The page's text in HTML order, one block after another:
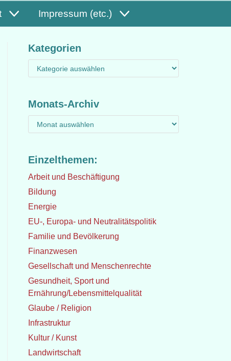
Impressum (etc.)
Kategorien
Monats-Archiv
Einzelthemen:
Arbeit und Beschäftigung
Bildung
Energie
EU-, Europa- und Neutralitätspolitik
Familie und Bevölkerung
Finanzwesen
Gesellschaft und Menschenrechte
Gesundheit, Sport und
Ernährung/Lebensmittelqualität
Glaube / Religion
Infrastruktur
Kultur / Kunst
Landwirtschaft